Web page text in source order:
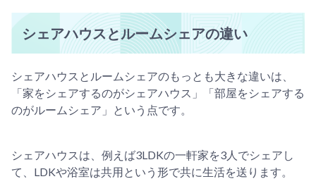
シェアハウスとルームシェアの違い
シェアハウスとルームシェアのもっとも大きな違いは、
「家をシェアするのがシェアハウス」「部屋をシェアする
のがルームシェア」という点です。
シェアハウスは、例えば3LDKの一軒家を3人でシェアし
て、LDKや浴室は共用という形で共に生活を送ります。